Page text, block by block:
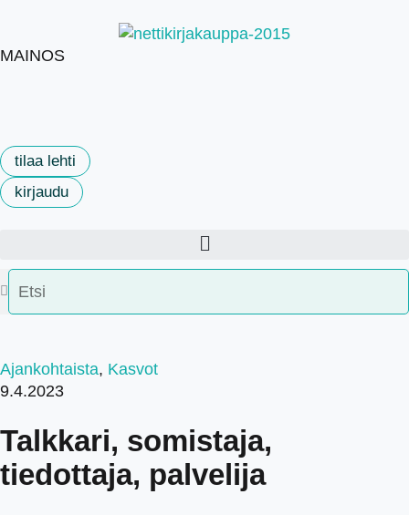
MAINOS
tilaa lehti
kirjaudu
Ajankohtaista, Kasvot
9.4.2023
Talkkari, somistaja,
tiedottaja, palvelija